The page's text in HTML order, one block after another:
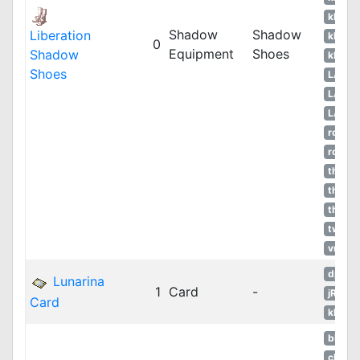
Liberation
Shadow
Shoes
0
Shadow
Equipment
Shadow
Shoes
kROS
kROZ
kROZS
ropEU
ropRU
thROC
thROC
thROG
twRO
vnRO
Lunarina
Card
1 Card -
dpRO
jRO
kROM
bRO
cRO